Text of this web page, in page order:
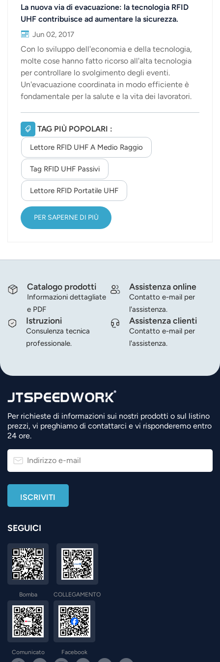
La nuova via di evacuazione: la tecnologia RFID
UHF contribuisce ad aumentare la sicurezza.
Jun 02, 2017
Con lo sviluppo dell'economia e della tecnologia,
molte cose hanno fatto ricorso all'alta tecnologia
per controllare lo svolgimento degli eventi.
Un'evacuazione coordinata in modo efficiente è
fondamentale per la salute e la vita dei lavoratori.
la tecnologia RFID UHF rappresenta una soluzione
comune. Offre un nuovo approccio per evacuare i
lavoratori dalle aree a rischio. Oggi, poiché il
conteggio manuale è impreciso, molte fabbriche si
trovano ad affrontare alcuni rischi. È un metodo
che richiede tempo ed è facile commettere gravi
errori. Un altro metodo di evacuazione diffuso è
l'identificazione dei lavoratori tramite tessere
contactless. Tuttavia, nel caos generale e nella
fretta, si può...
TAG PIÙ POPOLARI :
Lettore RFID UHF A Medio Raggio
Tag RFID UHF Passivi
Lettore RFID Portatile UHF
PER SAPERNE DI PIÙ
Catalogo prodotti
Informazioni dettagliate
e PDF
Assistenza online
Contatto e-mail per
l'assistenza.
Istruzioni
Consulenza tecnica
professionale.
Assistenza clienti
Contatto e-mail per
l'assistenza.
Per richieste di informazioni sui nostri prodotti o sul listino
prezzi, vi preghiamo di contattarci e vi risponderemo entro
24 ore.
SEGUICI
Bomba COLLEGAMENTO
Comunicato Facebook